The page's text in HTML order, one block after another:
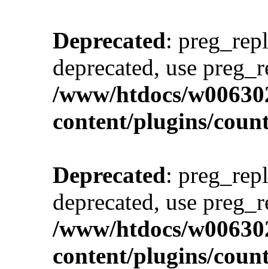
Deprecated:
deprecated, use
/www/htdocs/
content/plugins/
Deprecated:
deprecated, use
/www/htdocs/
content/plugins/